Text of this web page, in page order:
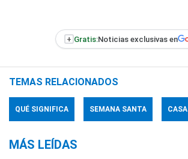
+ Gratis:Noticias exclusivas en
TEMAS RELACIONADOS
QUÉ SIGNIFICA SEMANA SANTA CASA
MÁS LEÍDAS